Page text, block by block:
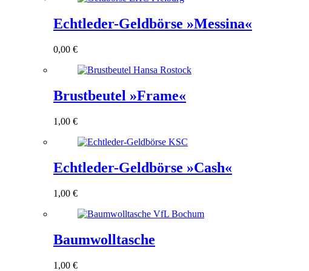
Echtleder-Geldbörse »Messina«
0,00 €
Brustbeutel »Frame«
1,00 €
Echtleder-Geldbörse »Cash«
1,00 €
Baumwolltasche
1,00 €